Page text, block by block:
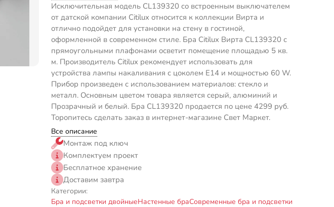
Исключительная модель CL139320 со встроенным выключателем
от датской компании Citilux относится к коллекции Вирта и
отлично подойдет для установки на стену в гостиной,
оформленной в современном стиле. Бра Citilux Вирта CL139320 с
прямоугольными плафонами осветит помещение площадью 5 кв.
м. Производитель Citilux рекомендует использовать для
устройства лампы накаливания с цоколем E14 и мощностью 60 W.
Прибор произведен с использованием материалов: стекло и
металл. Основным цветом товара является серый, алюминий и
Прозрачный и белый. Бра CL139320 продается по цене 4299 руб.
Торопитесь сделать заказ в интернет-магазине Свет Маркет.
Все описание
Монтаж под ключ
Комплектуем проект
Бесплатное хранение
Доставим завтра
Категории:
Бра и подсветки двойныеНастенные браСовременные бра и подсветки